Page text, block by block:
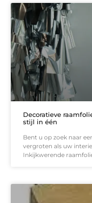
Decoratieve
stijl in één
Bent u op zoek naar
vergroten als uw
Inkijkwerende